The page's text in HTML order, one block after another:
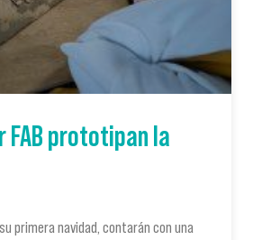
FAB prototipan la
primera navidad, contarán con una